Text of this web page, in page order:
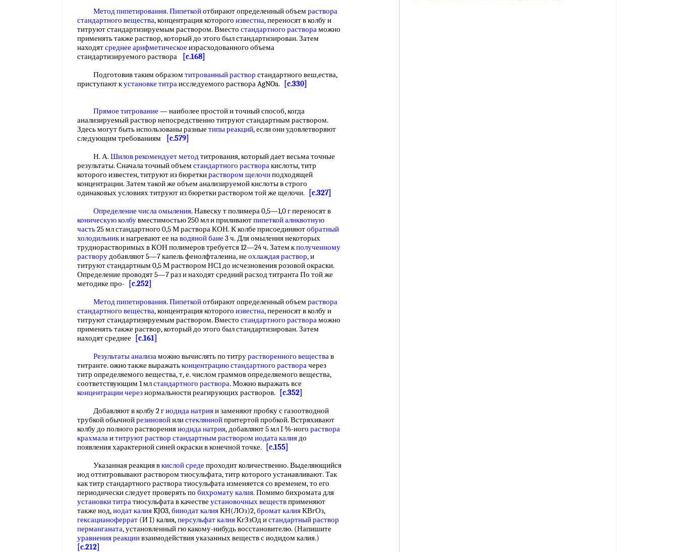
Метод пипетирования.Пипеткойотбирают определенный объем раствора
стандартного вещества, концентрация которого известна, переносят в колбу и
титруют стандартизируемым раствором. Вместо стандартного раствораможно
применять также раствор, который до этого был стандартизирован. Затем
находятсреднее арифметическое израсходованного объема
стандартизируемого раствора
[c.168]
Подготовив таким образом титрованный раствор стандартного веш,ества,
приступают кустановке титраисследуемого раствора AgNOa. [c.330]
Прямое титрование — наиболее простой и точный способ, когда
анализируемый раствор непосредственно титруют стандартным раствором.
Здесь могут быть использованы разные типы реакций, если они удовлетворяют
следующим требованиям
[c.579]
Н. А.Шиловрекомендует методтитрования, который дает весьма точные
результаты. Сначала точный объем стандартного растворакислоты, титр
которого известен, титруют из бюреткираствором щелочиподходящей
концентрации. Затем такой же объем анализируемой кислоты в строго
одинаковых условиях титруют из бюретки раствором той же щелочи.
[c.327]
Определение числа омыления. Навеску т полимера 0,5—1,0 г переносят в
коническую колбувместимостью 250 мл и приливаютпипеткойаликвотную
часть25 мл стандартного 0,5 М раствора КОН. К колбе присоединяютобратный
холодильники нагревают ее наводяной бане 3 ч. Для омыления некоторых
труднорастворимых в КОН полимеров требуется 12—24 ч. Затем кполученному
растворудобавляют 5—7 капель фенолфталеина, не охлаждая раствор, и
титруют стандартным 0,5 М раствором НС1 до исчезновения розовой окраски.
Определение проводят 5—7 раз и находят средний расход титранта По той же
методике про-
[c.252]
Метод пипетирования.Пипеткойотбирают определенный объем раствора
стандартного вещества, концентрация которого известна, переносят в колбу и
титруют стандартизируемым раствором. Вместо стандартного раствораможно
применять также раствор, который до этого был стандартизирован. Затем
находят среднее
[c.161]
Результаты анализаможно вычислять по титрурастворенного веществав
тнтранте. oжнo также выражатьконцентрацию стандартного растворачерез
титр определяемого вещества, т, е. числом граммов определяемого вещества,
соответствующим 1 млстандартного раствора. Можно выражать все
концентрации черезнормальности реагирующих растворов.
[c.352]
Добавляют в колбу 2 гиодида натрияи заменяют пробку с газоотводной
трубкой обычнойрезиновойилистекляннойпритертой пробкой. Встряхивают
колбу до полного растворенияиодида натрия, добавляют 5 мл I %-ного раствора
крахмалаититруют раствор стандартным раствором иодата калиядо
появления характерной синей окраски в конечной точке.
[c.155]
Указанная реакция вкислой среде проходит количественно. Выделяющийся
иод оттитровывают раствором тиосульфата, титр которого устанавливают. Так
как титр стандартного раствора тиосульфата изменяется со временем, то его
периодически следует проверять по бихромату калия. Помимо бихромата для
установки титратиосульфата в качестве установочных веществприменяют
также иод,иодат калияKJO3,бииодат калияКН(ЛОз)2,бромат калияКВгОз,
гексацианоферрат (И I) калия,персульфат калияКгЗзОд истандартный раствор
перманганата, установленный гю какому-нибудь восстановителю. (Напишите
уравнения реакциивзаимодействия указанных веществ с иодидом калия.)
[c.212]